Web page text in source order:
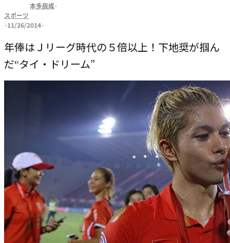
本多辰成·
スポーツ
·11/26/2014·
年俸はＪリーグ時代の５倍以上！下地奨が掴ん
だ“タイ・ドリーム”